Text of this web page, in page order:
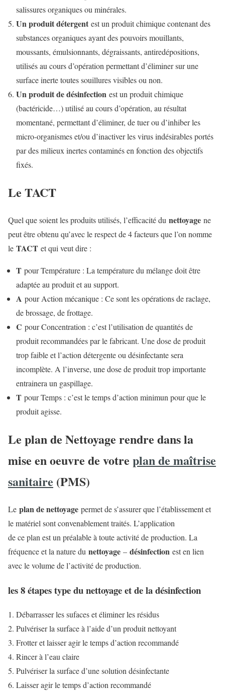
salissures organiques ou minérales.
Un produit détergent est un produit chimique contenant des
substances organiques ayant des pouvoirs mouillants,
moussants, émulsionnants, dégraissants, antiredépositions,
utilisés au cours d’opération permettant d’éliminer sur une
surface inerte toutes souillures visibles ou non.
Un produit de désinfection est un produit chimique
(bactéricide…) utilisé au cours d’opération, au résultat
momentané, permettant d’éliminer, de tuer ou d’inhiber les
micro-organismes et/ou d’inactiver les virus indésirables portés
par des milieux inertes contaminés en fonction des objectifs
fixés.
Le TACT
Quel que soient les produits utilisés, l’efficacité du nettoyage ne
peut être obtenu qu’avec le respect de 4 facteurs que l’on nomme
le TACT et qui veut dire :
T pour Température : La température du mélange doit être
adaptée au produit et au support.
A pour Action mécanique : Ce sont les opérations de raclage,
de brossage, de frottage.
C pour Concentration : c’est l’utilisation de quantités de
produit recommandées par le fabricant. Une dose de produit
trop faible et l’action détergente ou désinfectante sera
incomplète. A l’inverse, une dose de produit trop importante
entrainera un gaspillage.
T pour Temps : c’est le temps d’action minimun pour que le
produit agisse.
Le plan de Nettoyage rendre dans la
mise en oeuvre de votre plan de maîtrise
sanitaire (PMS)
Le plan de nettoyage permet de s’assurer que l’établissement et
le matériel sont convenablement traités. L’application
de ce plan est un préalable à toute activité de production. La
fréquence et la nature du nettoyage – désinfection est en lien
avec le volume de l’activité de production.
les 8 étapes type du nettoyage et de la désinfection
Débarrasser les sufaces et éliminer les résidus
Pulvériser la surface à l’aide d’un produit nettoyant
Frotter et laisser agir le temps d’action recommandé
Rincer à l’eau claire
Pulvériser la surface d’une solution désinfectante
Laisser agir le temps d’action recommandé